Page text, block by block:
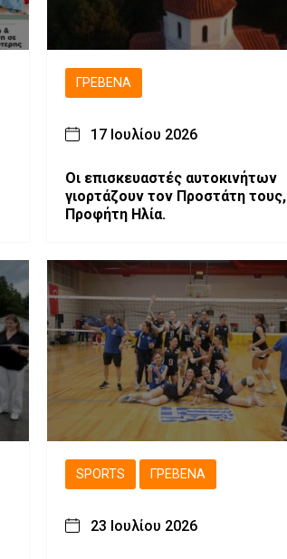
ΓΡΕΒΕΝΆ
17 Ιουλίου 2026
Οι επισκευαστές αυτοκινήτων
γιορτάζουν τον Προστάτη τους,
Προφήτη Ηλία.
SPORTS ΓΡΕΒΕΝΆ
23 Ιουλίου 2026